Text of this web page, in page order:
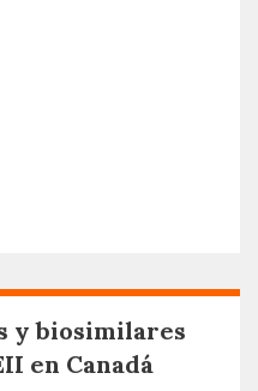
y biosimilares
en Canadá